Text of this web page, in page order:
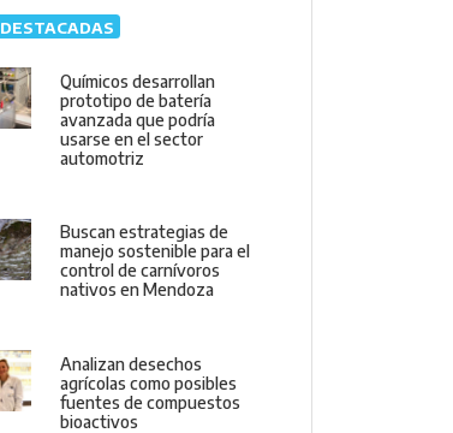
DESTACADAS
Químicos desarrollan
prototipo de batería
avanzada que podría
usarse en el sector
automotriz
Buscan estrategias de
manejo sostenible para el
control de carnívoros
nativos en Mendoza
Analizan desechos
agrícolas como posibles
fuentes de compuestos
bioactivos